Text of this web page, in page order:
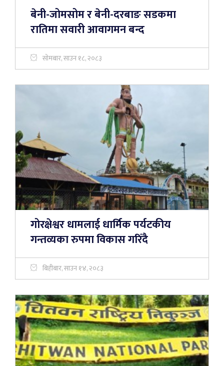
बेनी-जोमसोम र बेनी-दरबाङ सडकमा
रातिमा सवारी आवागमन बन्द
सोमबार, साउन १८, २०८३
गोरक्षेश्वर धामलाई धार्मिक पर्यटकीय
गन्तव्यका रुपमा विकास गरिँदै
बिहीबार, साउन १४, २०८३